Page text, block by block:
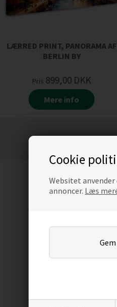
Cookie
Websitet
annoncer. Læs
LÆRRED PRINT, PANORAMA AF
BERLIN BY
Pris 899,00 DKK
Mere info